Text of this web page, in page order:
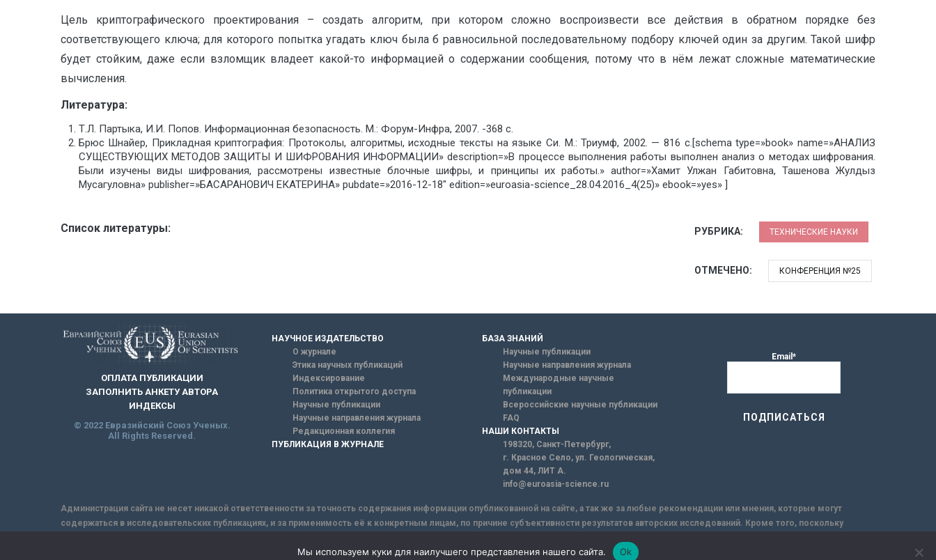
Цель криптографического проектирования – создать алгоритм, при котором сложно воспроизвести все действия в обратном порядке без
соответствующего ключа; для которого попытка угадать ключ была б равносильной последовательному подбору ключей один за другим. Такой шифр
будет стойким, даже если взломщик владеет какой-то информацией о содержании сообщения, потому что в нём лежат сложные математические
вычисления.
Литература:
Т.Л. Партыка, И.И. Попов. Информационная безопасность. М.: Форум-Инфра, 2007. -368 с.
Брюс Шнайер, Прикладная криптография: Протоколы, алгоритмы, исходные тексты на языке Си. М.: Триумф, 2002. — 816 с.[schema type=»book» name=»АНАЛИЗ
СУЩЕСТВУЮЩИХ МЕТОДОВ ЗАЩИТЫ И ШИФРОВАНИЯ ИНФОРМАЦИИ» description=»В процессе выполнения работы выполнен анализ о методах шифрования.
Были изучены виды шифрования, рассмотрены известные блочные шифры, и принципы их работы.» author=»Хамит Улжан Габитовна, Ташенова Жулдыз
Мусагуловна» publisher=»БАСАРАНОВИЧ ЕКАТЕРИНА» pubdate=»2016-12-18″ edition=»euroasia-science_28.04.2016_4(25)» ebook=»yes» ]
Список литературы: РУБРИКА: ТЕХНИЧЕСКИЕ НАУКИ
ОТМЕЧЕНО: КОНФЕРЕНЦИЯ №25
ОПЛАТА ПУБЛИКАЦИИ
ЗАПОЛНИТЬ АНКЕТУ АВТОРА
ИНДЕКСЫ
© 2022 Евразийский Союз Ученых.
All Rights Reserved.
НАУЧНОЕ ИЗДАТЕЛЬСТВО
О журнале
Этика научных публикаций
Индексирование
Политика открытого доступа
Научные публикации
Научные направления журнала
Редакционная коллегия
ПУБЛИКАЦИЯ В ЖУРНАЛЕ
БАЗА ЗНАНИЙ
Научные публикации
Научные направления журнала
Международные научные
публикации
Всероссийские научные публикации
FAQ
НАШИ КОНТАКТЫ
198320, Санкт-Петербург,
г. Красное Село, ул. Геологическая,
дом 44, ЛИТ А.
info@euroasia-science.ru
Email*
Администрация сайта не несет никакой ответственности за точность содержания информации опубликованной на сайте, а так же за любые рекомендации или мнения, которые могут
содержаться в исследовательских публикациях, и за применимость её к конкретным лицам, по причине субъективности результатов авторских исследований. Кроме того, поскольку
Мы используем куки для наилучшего представления нашего сайта. Ok